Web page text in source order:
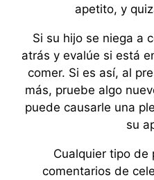
apetito, y
Si su hijo se niega a
atrás y evalúe si está
comer. Si es así, al
más, pruebe algo
puede causarle una
su
Cualquier tipo de
comentarios de